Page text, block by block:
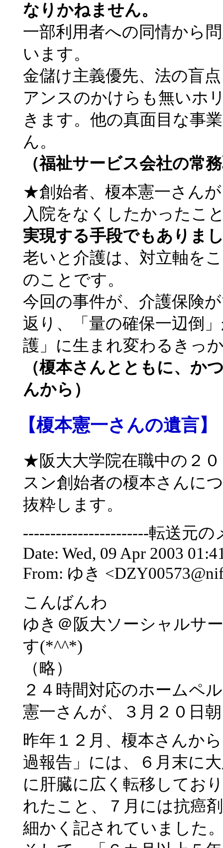
なりかねません。
一部利用者への同情から
います。
金儲け主義優先、法の盲
アンスのかけらも無いホ
きます。他の真面目な事
ん。
（福祉サービス会社の
★創始者、榎本憲一さん
入院をなくしたかったこ
実現する手段でもありま
老いと介護は、対立軸を
のことです。
今回の事件が、介護保険
返り、「量の確保一辺倒
護」に生まれ変わるきっ
（榎本さんとともに、か
んから）
【榎本憲一さんの遺言】
★阪大大学院在職中の２
スン創始者の榎本さんに
抜粋します。
-----------------------転送元
Date: Wed, 09 Apr 2003
From: ゆき
こんばんわ
ゆき＠阪大ソーシャルサ
す(*^^*)
（略）
２４時間対応のホームペ
憲一さんが、３月２０日
昨年１２月、榎本さんか
過報告」には、６月末に
に肝臓に広く転移してお
れたこと、７月には抗癌
細かく記されていました